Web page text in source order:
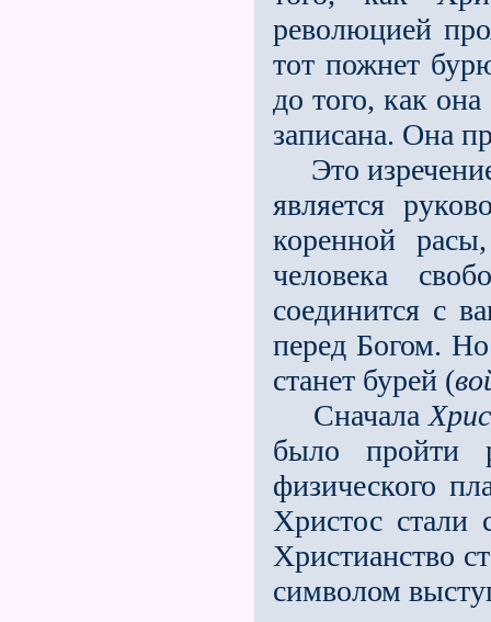
революцией
тот пожнeт
до того, как
записана. Она
Это
является
коренной
человека
соединится с
перед Богом.
станет бурей (
Сначала
было пройти
физического
Христос стали
Христианство
символом